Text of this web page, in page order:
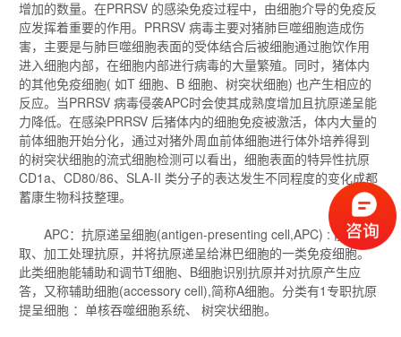
增加的数量。在PRRSV 的感染免疫过程中，由细胞介导的免疫反
应发挥着重要的作用。PRRSV 病毒主要对猪肺巨噬细胞造成伤
害，主要是与肺巨噬细胞表面的受体结合后被细胞通过胞饮作用
进入细胞内部，在细胞内部进行病毒的大量繁殖。同时，猪体内
的其他免疫细胞( 如T 细胞、B 细胞、树突状细胞) 也产生相应的
反应。当PRRSV 病毒侵袭APC时会使其成熟度增加且抗原递呈能
力降低。在感染PRRSV 后猪体内的细胞免疫被激活，体内大量的
前体细胞开始分化，通过对猪外周血前体细胞进行体外培养得到
的树突状细胞的流式细胞检测可以看出，细胞表面的特异性抗原
CD1a、CD80/86、SLA-II 类分子的表达发生不同程度的变化成都
蓄康生物科技整理。
APC：抗原递呈细胞(antigen-presenting cell,APC) : 能摄
取、加工处理抗原，并将抗原递呈给淋巴细胞的一类免疫细胞。
此类细胞能辅助和调节T细胞、B细胞识别抗原并对抗原产生应
答，又称辅助细胞(accessory cell),简称A细胞。分类有1专职抗原
提呈细胞 ：单核吞噬细胞系统、 树突状细胞。